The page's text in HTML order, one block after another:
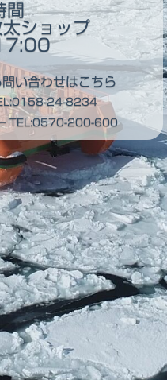
間
ショップ
い合わせはこちら
24-8234
TEL:0570-200-600